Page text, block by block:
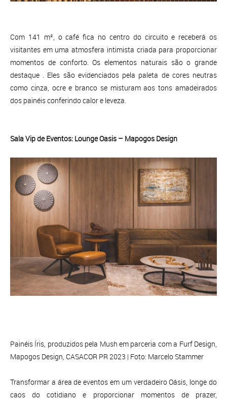
Com 141 m², o café fica no centro do circuito e receberá os
visitantes em uma atmosfera intimista criada para proporcionar
momentos de conforto. Os elementos naturais são o grande
destaque . Eles são evidenciados pela paleta de cores neutras
como cinza, ocre e branco se misturam aos tons amadeirados
dos painéis conferindo calor e leveza.
Sala Vip de Eventos: Lounge Oasis – Mapogos Design
Painéis Íris, produzidos pela Mush em parceria com a Furf Design,
Mapogos Design, CASACOR PR 2023 | Foto: Marcelo Stammer
Transformar a área de eventos em um verdadeiro Oásis, longe do
caos do cotidiano e proporcionar momentos de prazer,